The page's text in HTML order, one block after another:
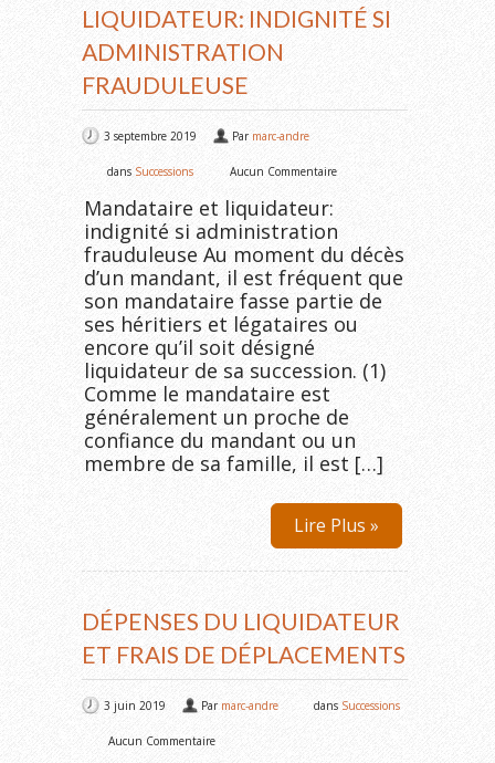
LIQUIDATEUR: INDIGNITÉ SI
ADMINISTRATION
FRAUDULEUSE
3 septembre 2019 Par marc-andre
dans Successions Aucun Commentaire
Mandataire et liquidateur:
indignité si administration
frauduleuse Au moment du décès
d’un mandant, il est fréquent que
son mandataire fasse partie de
ses héritiers et légataires ou
encore qu’il soit désigné
liquidateur de sa succession. (1)
Comme le mandataire est
généralement un proche de
confiance du mandant ou un
membre de sa famille, il est […]
Lire Plus »
DÉPENSES DU LIQUIDATEUR
ET FRAIS DE DÉPLACEMENTS
3 juin 2019 Par marc-andre dans Successions
Aucun Commentaire